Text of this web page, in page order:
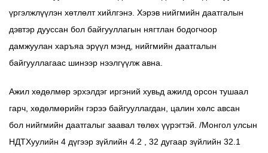
үргэлжлүүлэн хөтлөлт хийлгэнэ. Хэрэв нийгмийн даатгалын
дэвтэр дууссан бол байгууллагын нягтлан бодогчоор
дамжуулан харъяа эрүүл мэнд, нийгмийн даатгалын
байгууллагаас шинээр нээлгүүлж авна.
Ажил хөдөлмөр эрхэлдэг иргэний хувьд ажилд орсон тушаал
гарч, хөдөлмөрийн гэрээ байгууллагдан, цалин хөлс авсан
бол нийгмийн даатгалыг заавал төлөх үүрэгтэй. /Монгол улсын
НДТХуулийн 4 дүгээр зүйлийн 4.2 , 32 дугаар зүйлийн 32.1